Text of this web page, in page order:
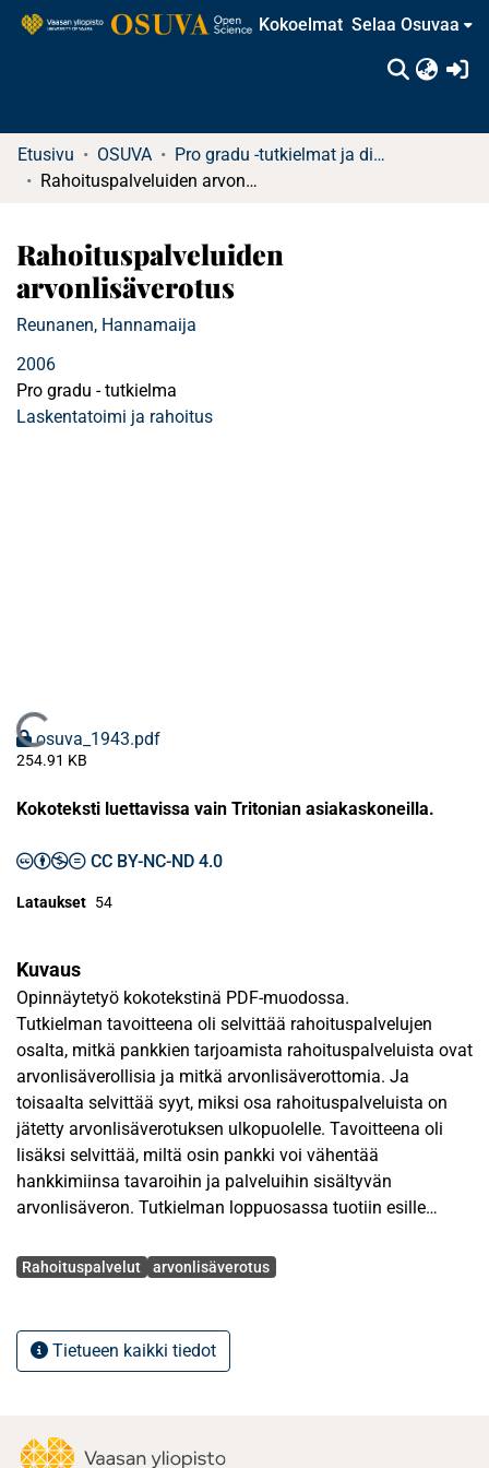
Kokoelmat Selaa Osuvaa
Etusivu OSUVA
Pro gradu -tutkielmat ja diplomityöt (rajattu saatavuus)
Rahoituspalveluiden arvonlisäverotus
Rahoituspalveluiden
arvonlisäverotus
Reunanen, Hannamaija
2006
Pro gradu - tutkielma
Laskentatoimi ja rahoitus
Ladataan...
osuva_1943.pdf
254.91 KB
Kokoteksti luettavissa vain Tritonian asiakaskoneilla.
CC BY-NC-ND 4.0
Lataukset 54
Kuvaus
Opinnäytetyö kokotekstinä PDF-muodossa.
Tutkielman tavoitteena oli selvittää rahoituspalvelujen
osalta, mitkä pankkien tarjoamista rahoituspalveluista ovat
arvonlisäverollisia ja mitkä arvonlisäverottomia. Ja
toisaalta selvittää syyt, miksi osa rahoituspalveluista on
jätetty arvonlisäverotuksen ulkopuolelle. Tavoitteena oli
lisäksi selvittää, miltä osin pankki voi vähentää
hankkimiinsa tavaroihin ja palveluihin sisältyvän
arvonlisäveron. Tutkielman loppuosassa tuotiin esille
arvonlisävero voitaisiin mahdollisesti ulottaa pankkien
arvonlisäverovelvollisuus. Rahoituspalveluiden
ominaispiirteistä johtuen rahoituspalveluiden veron
jätetty arvonlisäverotuksen ulkopuolelle. Osa
Avainsanat
Rahoituspalvelut arvonlisäverotus
Tietueen kaikki tiedot